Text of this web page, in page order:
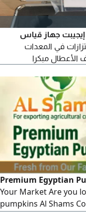
جهاز قياس
في المعدات
الأعطال مبكرا
Premium Egyptian
Your Market Are you
pumpkins Al Shams